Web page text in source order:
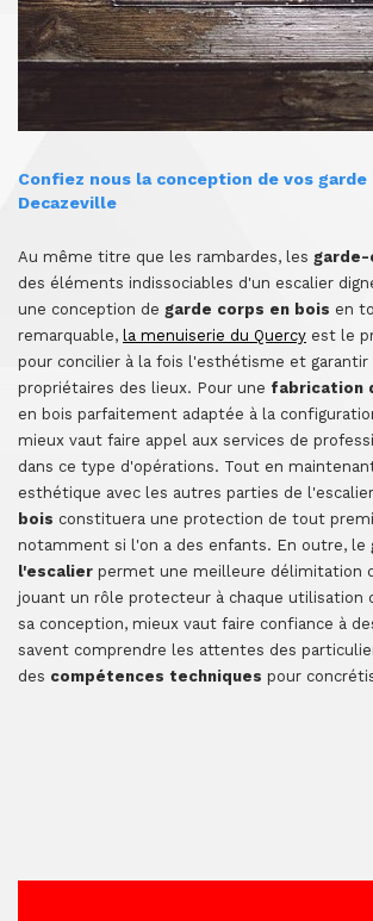
Confiez nous la conception de vos garde
Decazeville
Au même titre que les rambardes, les
des éléments indissociables d'un escalier
une conception de garde corps en bois en
remarquable, la menuiserie du Quercy est le
pour concilier à la fois l'esthétisme et
propriétaires des lieux. Pour une fabrication
en bois parfaitement adaptée à la
mieux vaut faire appel aux services de
dans ce type d'opérations. Tout en
esthétique avec les autres parties de
bois constituera une protection de tout
notamment si l'on a des enfants. En outre, le
l'escalier permet une meilleure délimitation
jouant un rôle protecteur à chaque utilisation
sa conception, mieux vaut faire confiance à
savent comprendre les attentes des
des compétences techniques pour